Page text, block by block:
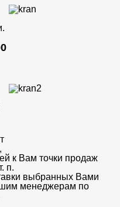
к Вам точки продаж
п.
выбранных Вами
менеджерам по